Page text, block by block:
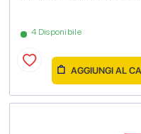
4 Disponibile
AGGIUNGI AL